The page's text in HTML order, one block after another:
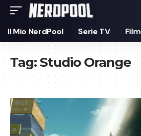
Il Mio NerdPool Serie TV Film
Tag:Studio Orange